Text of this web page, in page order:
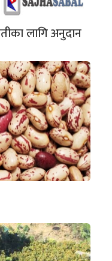
लागि अनुदान